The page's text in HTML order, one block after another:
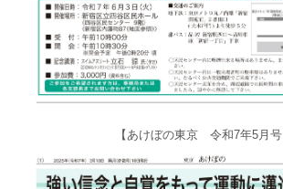
【あけぼの東京 令和7年5月号